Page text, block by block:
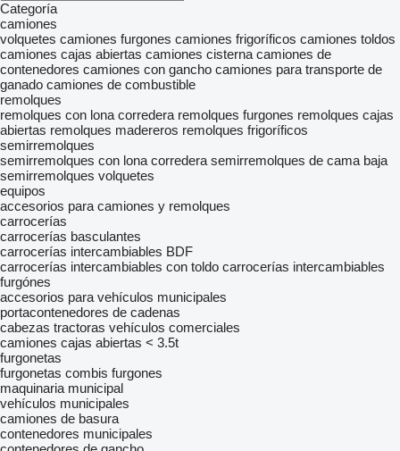
Categoría
camiones
volquetes camiones furgones camiones frigoríficos camiones toldos
camiones cajas abiertas camiones cisterna camiones de
contenedores camiones con gancho camiones para transporte de
ganado camiones de combustible
remolques
remolques con lona corredera remolques furgones remolques cajas
abiertas remolques madereros remolques frigoríficos
semirremolques
semirremolques con lona corredera semirremolques de cama baja
semirremolques volquetes
equipos
accesorios para camiones y remolques
carrocerías
carrocerías basculantes
carrocerías intercambiables BDF
carrocerías intercambiables con toldo carrocerías intercambiables
furgónes
accesorios para vehículos municipales
portacontenedores de cadenas
cabezas tractoras vehículos comerciales
camiones cajas abiertas < 3.5t
furgonetas
furgonetas combis furgones
maquinaria municipal
vehículos municipales
camiones de basura
contenedores municipales